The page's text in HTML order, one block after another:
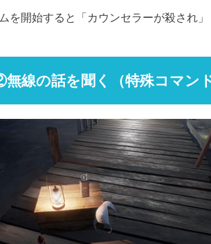
を開始すると「カウンセラーが殺され
線の話を聞く（特殊コマンド